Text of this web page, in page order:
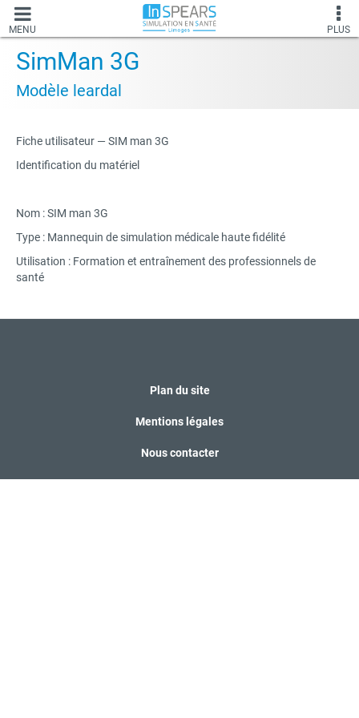
MENU PLUS
SimMan 3G
Modèle leardal
Fiche utilisateur — SIM man 3G
Identification du matériel
Nom : SIM man 3G
Type : Mannequin de simulation médicale haute fidélité
Utilisation : Formation et entraînement des professionnels de
santé
Plan du site
Mentions légales
Nous contacter